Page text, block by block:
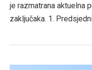
je razmatrana aktuelna
zaključaka. 1.